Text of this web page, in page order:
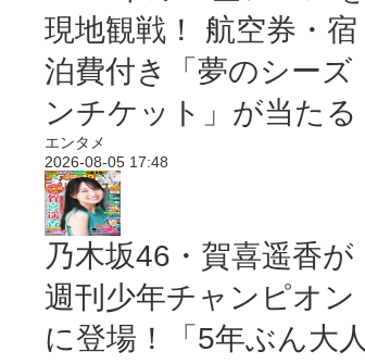
現地観戦！ 航空券・宿
泊費付き「夢のシーズ
ンチケット」が当たる
エンタメ
2026-08-05 17:48
乃木坂46・賀喜遥香が
週刊少年チャンピオン
に登場！「5年ぶん大人